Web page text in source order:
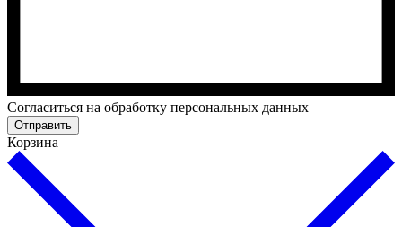
Cогласиться на обработку персональных данных
Отправить
Корзина